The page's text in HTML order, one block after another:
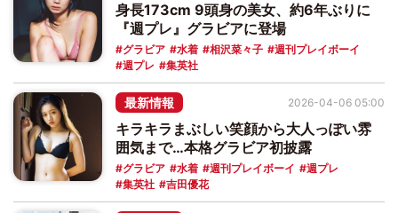
身長173cm 9頭身の美女、約6年ぶりに
『週プレ』グラビアに登場
グラビア 水着 相沢菜々子
週刊プレイボーイ
週プレ
集英社
最新情報
キラキラまぶしい笑顔から大人っぽい雰
囲気まで…本格グラビア初披露
グラビア 水着 週刊プレイボーイ
週プレ
集英社
吉田優花
2026-04-06 05:00